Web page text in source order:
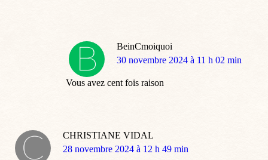
BeinCmoiquoi
dit
30 novembre 2024 à 11 h 02 min
Vous avez cent fois raison
CHRISTIANE VIDAL
dit
28 novembre 2024 à 12 h 49 min